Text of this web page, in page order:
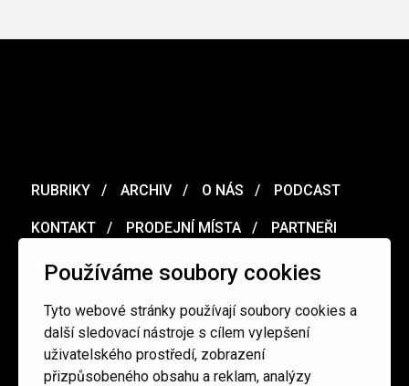
Používáme soubory cookies
Tyto webové stránky používají soubory cookies a
další sledovací nástroje s cílem vylepšení
uživatelského prostředí, zobrazení
přizpůsobeného obsahu a reklam, analýzy
RUBRIKY ARCHIV O NÁS PODCAST
KONTAKT PRODEJNÍ MÍSTA PARTNEŘI
MERCH VOUCHER
Ochrana osobních údajů / Obchodní podmínky